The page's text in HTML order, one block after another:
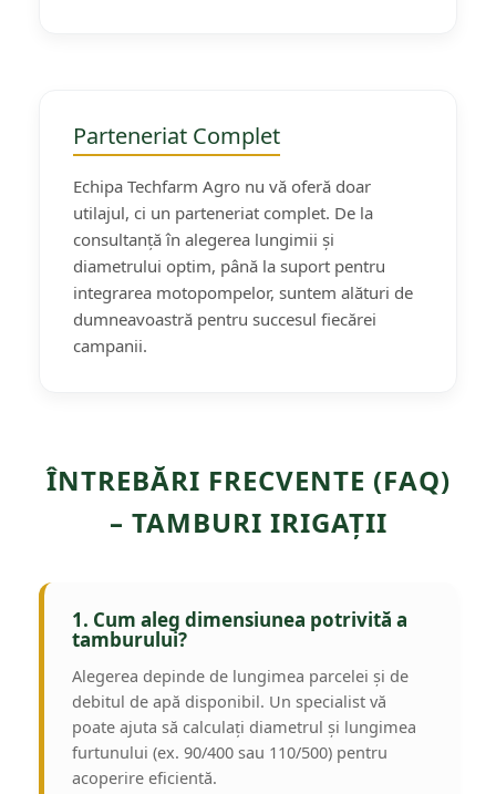
Parteneriat Complet
Echipa Techfarm Agro nu vă oferă doar
utilajul, ci un parteneriat complet. De la
consultanță în alegerea lungimii și
diametrului optim, până la suport pentru
integrarea motopompelor, suntem alături de
dumneavoastră pentru succesul fiecărei
campanii.
ÎNTREBĂRI FRECVENTE (FAQ)
– TAMBURI IRIGAȚII
1. Cum aleg dimensiunea potrivită a
tamburului?
Alegerea depinde de lungimea parcelei și de
debitul de apă disponibil. Un specialist vă
poate ajuta să calculați diametrul și lungimea
furtunului (ex. 90/400 sau 110/500) pentru
acoperire eficientă.